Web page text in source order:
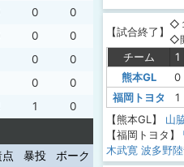
0 0
0 0
0 0
0
0
1 0
点 暴投
ボーク
【試合終了】
◇
◇
チーム 1
熊本GL
0
福岡トヨタ
1
【熊本GL】
山
【福岡トヨタ】
木武寛 波多野